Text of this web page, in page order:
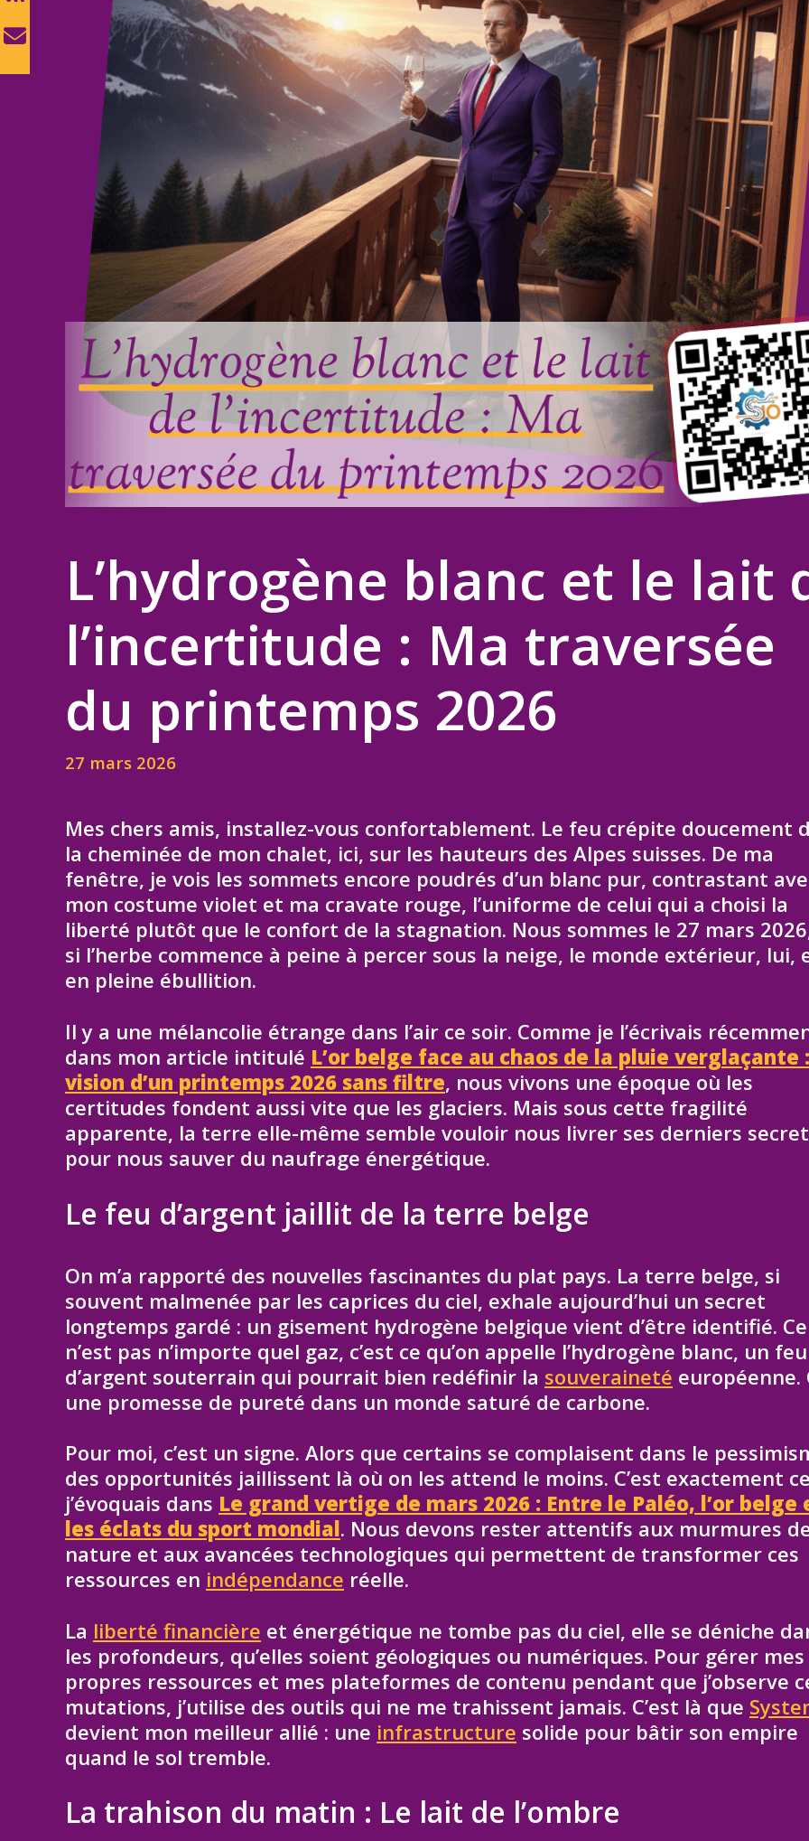
L’hydrogène blanc et le lait
l’incertitude : Ma traversée
du printemps 2026
27 mars 2026
Mes chers amis, installez-vous confortablement. Le feu crépite doucement
la cheminée de mon chalet, ici, sur les hauteurs des Alpes suisses. De ma
fenêtre, je vois les sommets encore poudrés d’un blanc pur, contrastant
mon costume violet et ma cravate rouge, l’uniforme de celui qui a choisi la
liberté plutôt que le confort de la stagnation. Nous sommes le 27 mars
si l’herbe commence à peine à percer sous la neige, le monde extérieur, lui,
en pleine ébullition.
Il y a une mélancolie étrange dans l’air ce soir. Comme je l’écrivais
dans mon article intitulé L’or belge face au chaos de la pluie verglaçante
vision d’un printemps 2026 sans filtre, nous vivons une époque où les
certitudes fondent aussi vite que les glaciers. Mais sous cette fragilité
apparente, la terre elle-même semble vouloir nous livrer ses derniers
pour nous sauver du naufrage énergétique.
Le feu d’argent jaillit de la terre belge
On m’a rapporté des nouvelles fascinantes du plat pays. La terre belge, si
souvent malmenée par les caprices du ciel, exhale aujourd’hui un secret
longtemps gardé : un gisement hydrogène belgique vient d’être identifié. Ce
n’est pas n’importe quel gaz, c’est ce qu’on appelle l’hydrogène blanc, un feu
d’argent souterrain qui pourrait bien redéfinir la souveraineté européenne.
une promesse de pureté dans un monde saturé de carbone.
Pour moi, c’est un signe. Alors que certains se complaisent dans le
des opportunités jaillissent là où on les attend le moins. C’est exactement
j’évoquais dans Le grand vertige de mars 2026 : Entre le Paléo, l’or belge
les éclats du sport mondial. Nous devons rester attentifs aux murmures
nature et aux avancées technologiques qui permettent de transformer ces
ressources en indépendance réelle.
La liberté financière et énergétique ne tombe pas du ciel, elle se déniche
les profondeurs, qu’elles soient géologiques ou numériques. Pour gérer mes
propres ressources et mes plateformes de contenu pendant que j’observe
mutations, j’utilise des outils qui ne me trahissent jamais. C’est là que
devient mon meilleur allié : une infrastructure solide pour bâtir son empire
quand le sol tremble.
La trahison du matin : Le lait de l’ombre